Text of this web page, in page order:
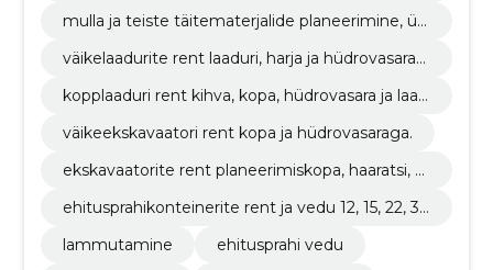
ük.
mulla ja teiste täitematerjalide planeerimine, ü
väikelaadurite rent laaduri, harja ja hüdrovasarag
kopplaaduri rent kihva, kopa, hüdrovasara ja laad
väikeekskavaatori rent kopa ja hüdrovasaraga.
ekskavaatorite rent planeerimiskopa, haaratsi, b
ehitusprahikonteinerite rent ja vedu 12, 15, 22, 30
lammutamine
ehitusprahi vedu